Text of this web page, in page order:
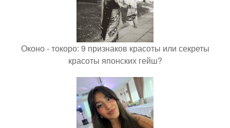
Оконо - токоро: 9 признаков красоты или секреты
красоты японских гейш?